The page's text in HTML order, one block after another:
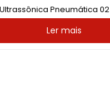
Pneumática
Ler mais